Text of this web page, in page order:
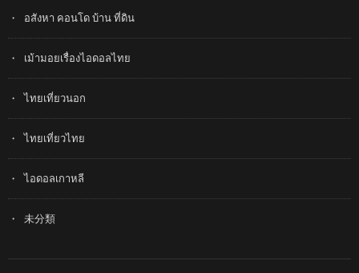
อสังหา คอนโด บ้าน ที่ดิน
เม้ามอยเรื่องไอดอลไทย
ไทยเที่ยวนอก
ไทยเที่ยวไทย
ไอดอลเกาหลี
未分類